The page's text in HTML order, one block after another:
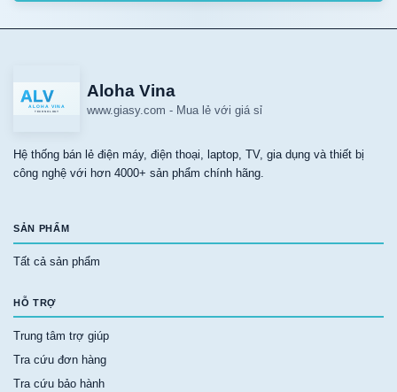
Aloha Vina
www.giasy.com - Mua lẻ với giá sỉ
Hệ thống bán lẻ điện máy, điện thoại, laptop, TV, gia dụng và thiết bị
công nghệ với hơn 4000+ sản phẩm chính hãng.
SẢN PHẨM
Tất cả sản phẩm
HỖ TRỢ
Trung tâm trợ giúp
Tra cứu đơn hàng
Tra cứu bảo hành